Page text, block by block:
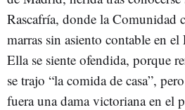
Rascafría, donde la Comunidad
marras sin asiento contable en
Ella se siente ofendida, porque
se trajo “la comida de casa”,
fuera una dama victoriana en el